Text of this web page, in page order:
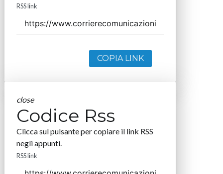
RSS link
COPIA LINK
close
Codice Rss
Clicca sul pulsante per copiare il link RSS
negli appunti.
RSS link